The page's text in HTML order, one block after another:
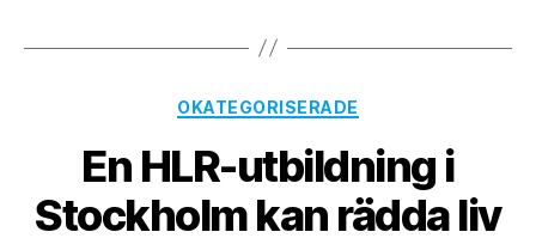
Kategorier
OKATEGORISERADE
En HLR-utbildning i
Stockholm kan rädda liv